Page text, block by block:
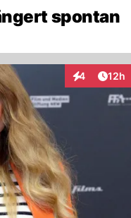
spontan
4
Interaktionen
12h